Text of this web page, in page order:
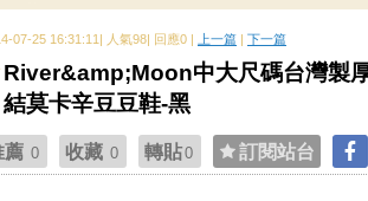
07-25 16:31:11| 人氣98| 回應0 | 上一篇 | 下一篇
River&amp;Moon中大尺碼台灣製
結莫卡辛豆豆鞋-黑
薦 0 收藏 0 轉貼0 訂閱站台